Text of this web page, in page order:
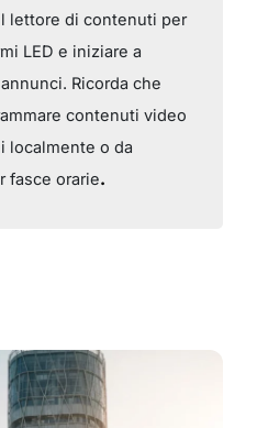
lettore di contenuti per
LED e iniziare a
Ricorda che
contenuti video
localmente o da
fasce orarie.